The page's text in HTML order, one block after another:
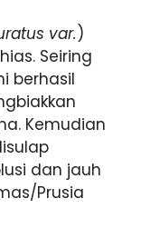
var. )
Seiring
berhasil
Kemudian
dan jauh
Prusia